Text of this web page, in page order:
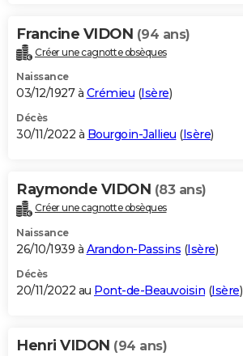
Francine VIDON (94 ans)
Créer une cagnotte obsèques
Naissance
03/12/1927 à Crémieu (Isère)
Décès
30/11/2022 à Bourgoin-Jallieu (Isère)
Raymonde VIDON (83 ans)
Créer une cagnotte obsèques
Naissance
26/10/1939 à Arandon-Passins (Isère)
Décès
20/11/2022 au Pont-de-Beauvoisin (Isère)
Henri VIDON (94 ans)